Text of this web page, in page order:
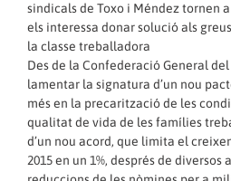
sindicals de Toxo i Méndez tornen
els interessa donar solució als
la classe treballadora
Des de la Confederació General
lamentar la signatura d’un nou
més en la precarització de les
qualitat de vida de les famílies
d’un nou acord, que limita el
2015 en un 1%, després de